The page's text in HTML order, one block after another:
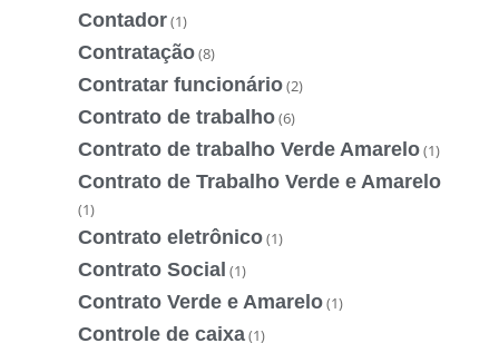
Contador(1)
Contratação(8)
Contratar funcionário(2)
Contrato de trabalho(6)
Contrato de trabalho Verde Amarelo(1)
Contrato de Trabalho Verde e Amarelo
(1)
Contrato eletrônico(1)
Contrato Social (1)
Contrato Verde e Amarelo(1)
Controle de caixa(1)